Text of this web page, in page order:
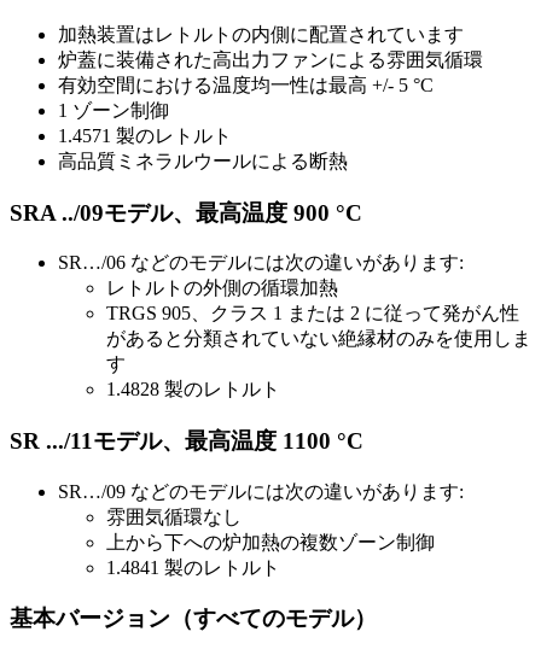
加熱装置はレトルトの内側に配置されています
炉蓋に装備された高出力ファンによる雰囲気循環
有効空間における温度均一性は最高 +/- 5 °C
1 ゾーン制御
1.4571 製のレトルト
高品質ミネラルウールによる断熱
SRA ../09モデル、最高温度 900 °C
SR…/06 などのモデルには次の違いがあります:
レトルトの外側の循環加熱
TRGS 905、クラス 1 または 2 に従って発がん性
があると分類されていない絶縁材のみを使用しま
す
1.4828 製のレトルト
SR .../11モデル、最高温度 1100 °C
SR…/09 などのモデルには次の違いがあります:
雰囲気循環なし
上から下への炉加熱の複数ゾーン制御
1.4841 製のレトルト
基本バージョン（すべてのモデル）